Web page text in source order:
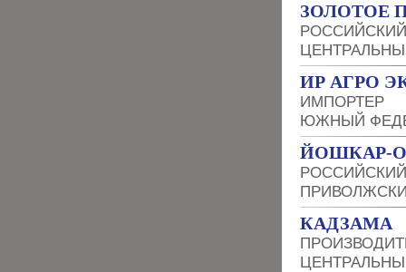
ЗОЛОТОЕ
ИР АГРО
ИМПОРТЕР
ЮЖНЫЙ
ЙОШКАР-
КАДЗАМА